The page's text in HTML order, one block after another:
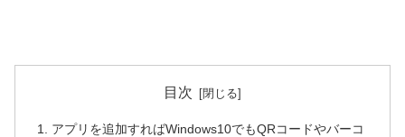
目次
アプリを追加すればWindows10でもQRコードやバーコ